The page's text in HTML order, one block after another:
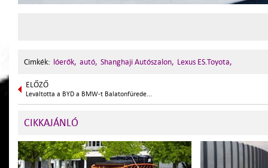
Cimkék: lóerők, autó, Shanghaji Autószalon, Lexus ES.Toyota,
ELŐZŐ
Leváltotta a BYD a BMW-t Balatonfürede...
CIKKAJÁNLÓ